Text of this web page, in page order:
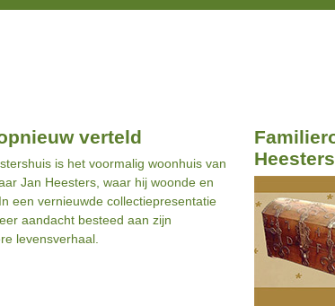
verteld
is het voormalig woonhuis van
Jan Heesters, waar hij woonde en
een vernieuwde collectiepresentatie
aandacht besteed aan zijn
levensverhaal.
Heesters